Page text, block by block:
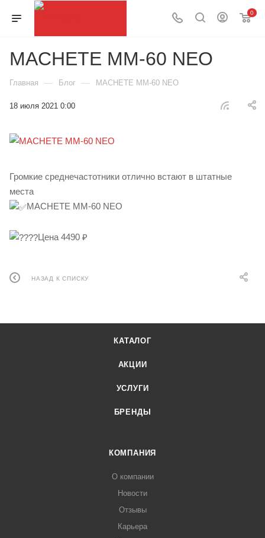
0
MACHETE MM-60 NEO
Главная — Блог — MACHETE MM-60 NEO
18 июля 2021 0:00
Громкие среднечастотники отлично встают в штатные
места
MACHETE MM-60 NEO
Цена 4490 ₽
НАЗАД К СПИСКУ
КАТАЛОГ
АКЦИИ
УСЛУГИ
БРЕНДЫ
КОМПАНИЯ
О компании
Новости
Отзывы
Карьера